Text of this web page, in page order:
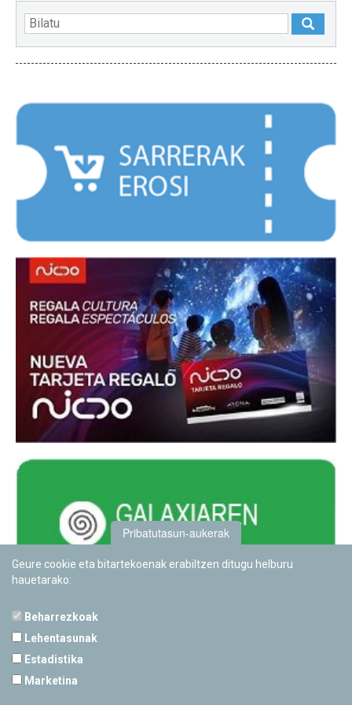
Pribatutasun-aukerak
Geure cookie eta bitartekoenak erabiltzen ditugu helburu
hauetarako:
Beharrezkoak
Lehentasunak
Estadistika
Marketina